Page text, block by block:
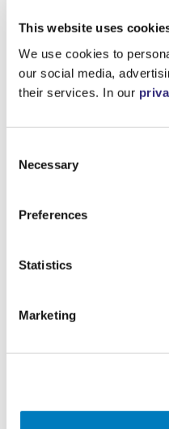
This website uses
We use cookies to
our social media,
their services. In our
Selection
Necessary
Preferences
Statistics
Marketing